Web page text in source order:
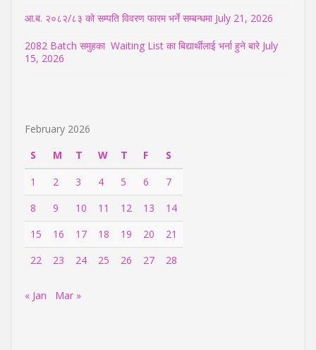
आ.ब. २०८२/८३ को सम्पति विवरण फारम भर्ने सम्बन्धमा July 21, 2026
2082 Batch समुहका Waiting List का बिद्यार्थीलाई भर्ना हुने बारे July
15, 2026
February 2026
S
M T W T F
S
1
2 3 4 5 6
7
8
9 10 11 12 13
14
15
16 17 18 19 20
21
22
23 24 25 26 27 28
« Jan Mar »